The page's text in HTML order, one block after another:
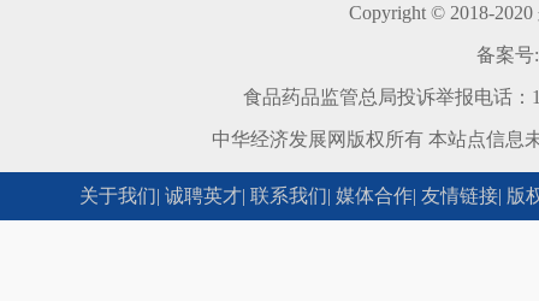
Copyright © 2018-
备案号:
食品药品监管总局投诉举报电话
中华经济发展网版权所有 本站点信息
关于我们| 诚聘英才| 联系我们| 媒体合作| 友情链接| 版